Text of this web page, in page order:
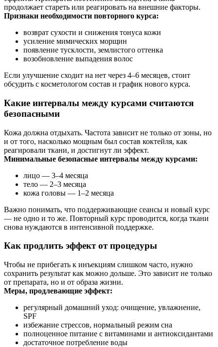
продолжает стареть или реагировать на внешние факторы.
Признаки необходимости повторного курса:
возврат сухости и снижения тонуса кожи
усиление мимических морщин
появление тусклости, землистого оттенка
возобновление выпадения волос
Если улучшение сходит на нет через 4–6 месяцев, стоит
обсудить с косметологом состав и график нового курса.
Какие интервалы между курсами считаются
безопасными
Кожа должна отдыхать. Частота зависит не только от зоны, но
и от того, насколько мощным был состав коктейля, как
реагировали ткани, и достигнут ли эффект.
Минимальные безопасные интервалы между курсами:
лицо — 3–4 месяца
тело — 2–3 месяца
кожа головы — 1–2 месяца
Важно понимать, что поддерживающие сеансы и новый курс
— не одно и то же. Повторный курс проводится, когда ткани
снова нуждаются в интенсивной поддержке.
Как продлить эффект от процедуры
Чтобы не прибегать к инъекциям слишком часто, нужно
сохранить результат как можно дольше. Это зависит не только
от препарата, но и от образа жизни.
Меры, продлевающие эффект:
регулярный домашний уход: очищение, увлажнение,
SPF
избежание стрессов, нормальный режим сна
полноценное питание с витаминами и антиоксидантами
достаточное потребление воды